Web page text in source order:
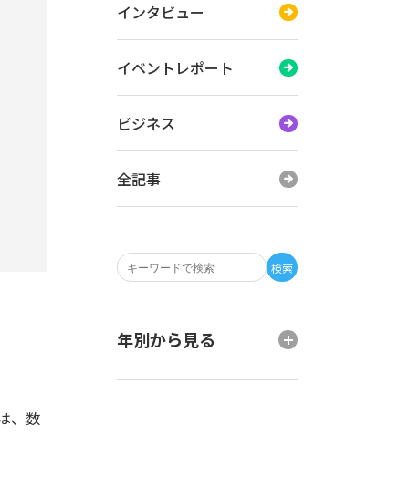
検索
インタビュー
イベントレポート
ビジネス
全記事
年別から見る
、数